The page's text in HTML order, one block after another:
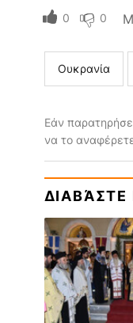
0 0
Ουκρανία
Εάν
να το
ΔΙΑΒΆΣΤΕ